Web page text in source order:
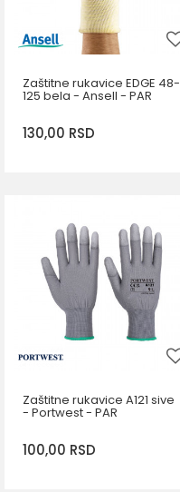
Zaštitne rukavice EDGE 48-
125 bela - Ansell - PAR
130,00 RSD
7 8
9
10
11
Zaštitne rukavice A121 sive
- Portwest - PAR
100,00 RSD